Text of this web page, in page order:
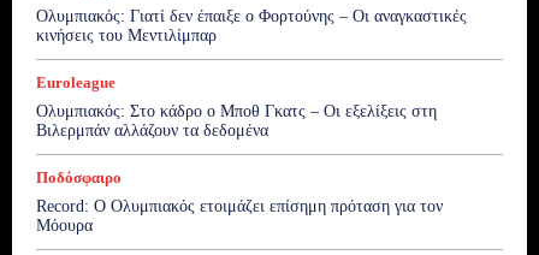
Ολυμπιακός: Γιατί δεν έπαιξε ο Φορτούνης – Οι αναγκαστικές
κινήσεις του Μεντιλίμπαρ
Euroleague
Ολυμπιακός: Στο κάδρο ο Μποθ Γκατς – Οι εξελίξεις στη
Βιλερμπάν αλλάζουν τα δεδομένα
Ποδόσφαιρο
Record: Ο Ολυμπιακός ετοιμάζει επίσημη πρόταση για τον
Μόουρα